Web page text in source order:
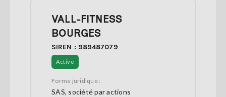
VALL-FITNESS
BOURGES
SIREN : 989487079
Active
Forme juridique :
SAS, société par actions